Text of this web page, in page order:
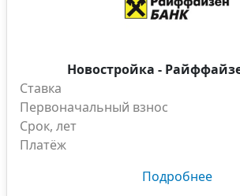
Новостройка -
Ставка
Первоначальный взнос
Срок, лет
Платёж
Подробнее